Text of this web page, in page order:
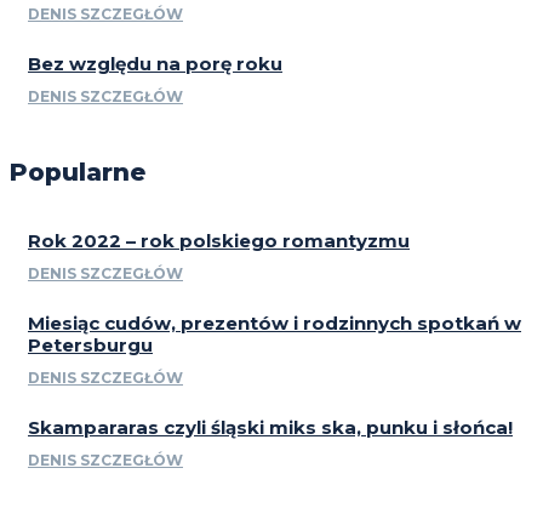
DENIS SZCZEGŁÓW
Bez względu na porę roku
DENIS SZCZEGŁÓW
Popularne
Rok 2022 – rok polskiego romantyzmu
DENIS SZCZEGŁÓW
Miesiąc cudów, prezentów i rodzinnych spotkań w
Petersburgu
DENIS SZCZEGŁÓW
Skampararas czyli śląski miks ska, punku i słońca!
DENIS SZCZEGŁÓW